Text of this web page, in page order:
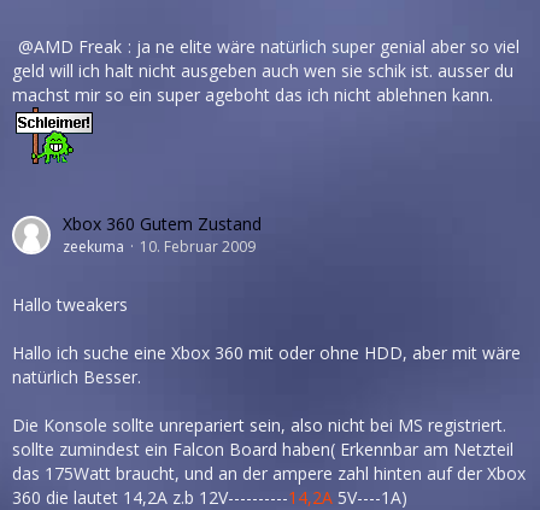
AMD Freak : ja ne elite wäre natürlich super genial aber so viel
geld will ich halt nicht ausgeben auch wen sie schik ist. ausser du
machst mir so ein super ageboht das ich nicht ablehnen kann.
Xbox 360 Gutem Zustand
zeekuma 10. Februar 2009
Hallo tweakers
Hallo ich suche eine Xbox 360 mit oder ohne HDD, aber mit wäre
natürlich Besser.
Die Konsole sollte unrepariert sein, also nicht bei MS registriert.
sollte zumindest ein Falcon Board haben( Erkennbar am Netzteil
das 175Watt braucht, und an der ampere zahl hinten auf der Xbox
360 die lautet 14,2A z.b 12V----------14,2A 5V----1A)